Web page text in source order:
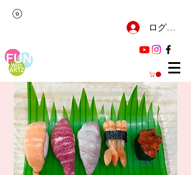
ログイン